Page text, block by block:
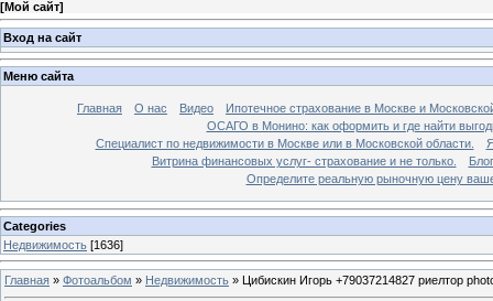
[Мой сайт]
Вход на сайт
Меню сайта
Главная О нас Видео
Ипотечное страхование в Москве и
ОСАГО в Монино: как оформить и где найти
Специалист по недвижимости в Москве или в Московской области.
Витрина финансовых услуг- страхование и не только.
Блог
Определите реальную рыночную цену
Categories
Недвижимость [1636]
Главная » Фотоальбом » Недвижимость » Цибискин Игорь +79037214827 риелтор